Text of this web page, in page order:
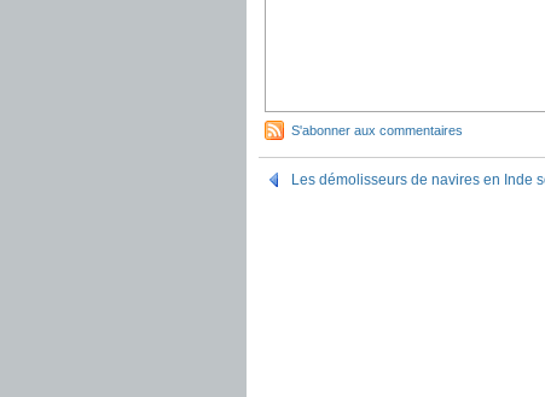
S'abonner aux commentaires
Les démolisseurs de navires en Inde